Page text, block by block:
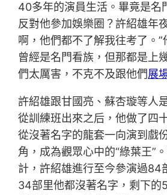
40多年的演員生活。畢竟是名
反對他參加娛樂圈？許紹雄年
啊，他們都不了解我往考了。”
曾經是名門看族，但那都是上
們太厲害，不克不及跟他們展
許紹雄跟甘國亮、蘇杏璇等人
從訓練班出來之后，他做了四
從沒著名字的龍套一向演到戲
角，成為觀眾心中的“綠葉王”
計，許紹雄進行至今參演過84
34部里他都沒著名字，剩下的